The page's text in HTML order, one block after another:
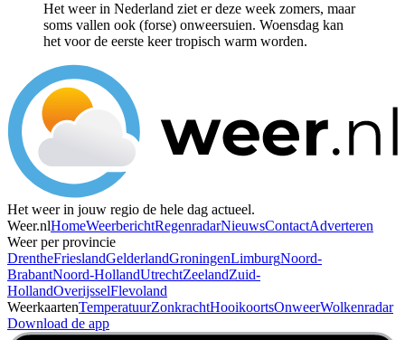
Het weer in Nederland ziet er deze week zomers, maar
soms vallen ook (forse) onweersuien. Woensdag kan
het voor de eerste keer tropisch warm worden.
Het weer in jouw regio de hele dag actueel.
Weer.nlHomeWeerberichtRegenradarNieuwsContactAdverteren
Weer per provincie
DrentheFrieslandGelderlandGroningenLimburgNoord-
BrabantNoord-HollandUtrechtZeelandZuid-
HollandOverijsselFlevoland
WeerkaartenTemperatuurZonkrachtHooikoortsOnweerWolkenradar
Download de app